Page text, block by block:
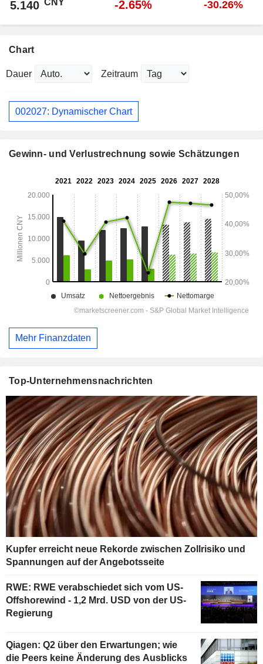
5.140 -2.65% -30.26%
Chart
Dauer Zeitraum
002027: Dynamischer Chart
Gewinn- und Verlustrechnung sowie Schätzungen
Mehr Finanzdaten
Top-Unternehmensnachrichten
Kupfer erreicht neue Rekorde zwischen Zollrisiko und
Spannungen auf der Angebotsseite
RWE: RWE verabschiedet sich vom US-
Offshorewind - 1,2 Mrd. USD von der US-
Regierung
Qiagen: Q2 über den Erwartungen; wie
die Peers keine Änderung des Ausblicks